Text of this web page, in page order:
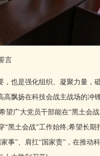
言
是强化组织、凝聚力量，
飘扬在科技会战主战场的冲
广大党员干部能在“黑土会
黑土会战”工作始终;希望长期
事”、肩扛“国家责”，在推动